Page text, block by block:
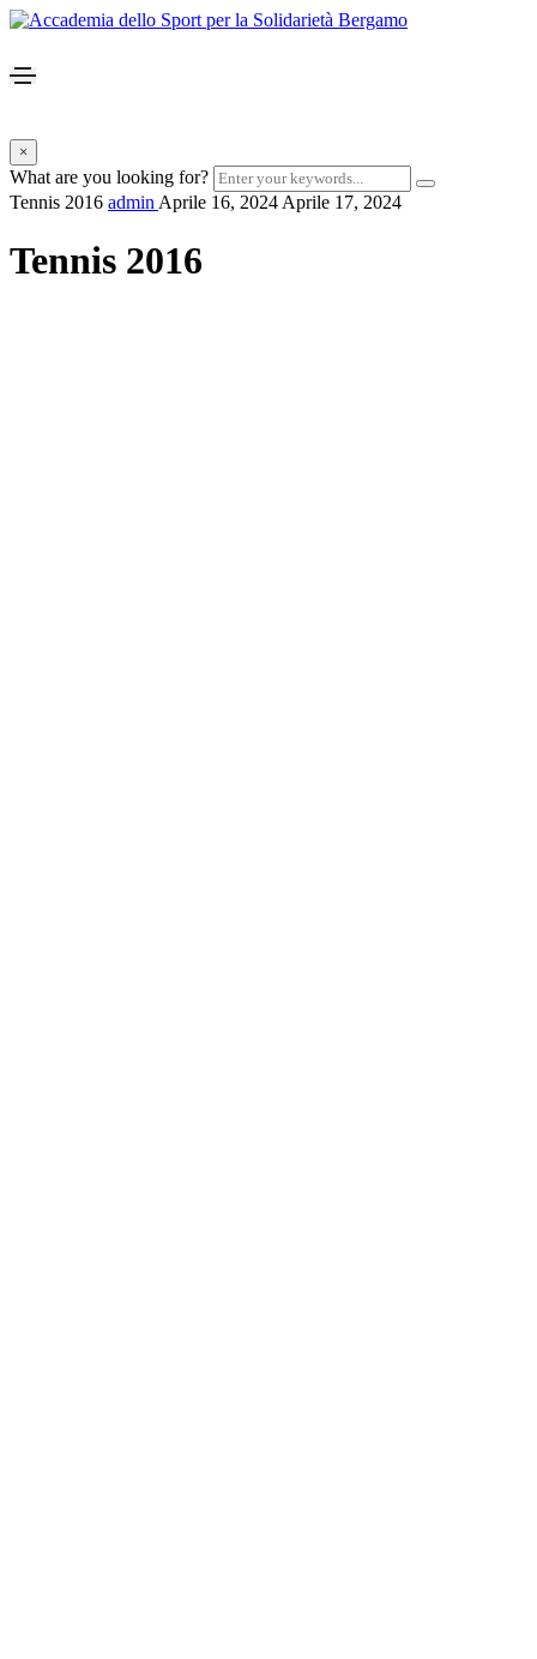
×
What are you looking for?
Tennis 2016 admin Aprile 16, 2024 Aprile 17, 2024
Tennis 2016